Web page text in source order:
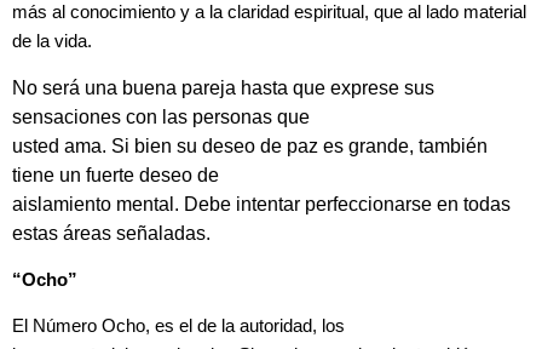
más al conocimiento y a la claridad espiritual, que al lado material
de la vida.
No será una buena pareja hasta que exprese sus
sensaciones con las personas que
usted ama. Si bien su deseo de paz es grande, también
tiene un fuerte deseo de
aislamiento mental. Debe intentar perfeccionarse en todas
estas áreas señaladas.
“Ocho”
El Número Ocho, es el de la autoridad, los